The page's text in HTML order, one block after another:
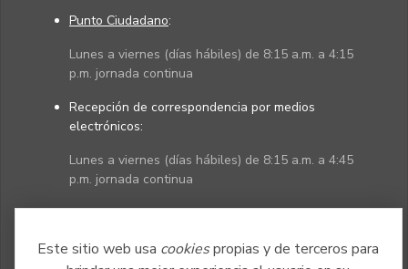
Este sitio web usa cookiespropias y de terceros para
Punto Ciudadano:
Lunes a viernes (días hábiles) de 8:15 a.m. a 4:15
p.m. jornada continua
Recepción de correspondencia por medios
electrónicos:
Lunes a viernes (días hábiles) de 8:15 a.m. a 4:45
p.m. jornada continua